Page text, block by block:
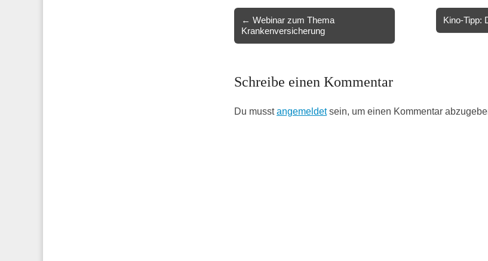
Post
navigation
← Webinar zum Thema
Krankenversicherung
Kino-Tipp:
Schreibe einen Kommentar
Du musstangemeldetsein, um einen Kommentar